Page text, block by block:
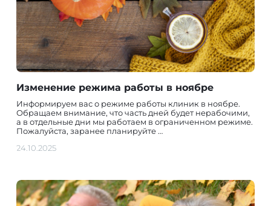
Изменение режима работы в ноябре
Информируем вас о режиме работы клиник в ноябре.
Обращаем внимание, что часть дней будет нерабочими,
а в отдельные дни мы работаем в ограниченном режиме.
Пожалуйста, заранее планируйте …
24.10.2025